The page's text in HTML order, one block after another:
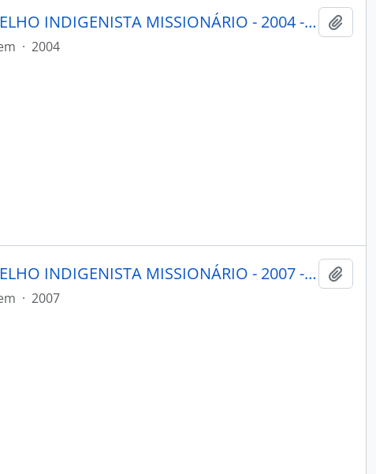
PORANTIM - BRASÍLIA CONSELHO INDIGENISTA MISSIONÁRIO - 2004 - Nº266
· 2004
PORANTIM - BRASÍLIA CONSELHO INDIGENISTA MISSIONÁRIO - 2007 - Nº293
· 2007